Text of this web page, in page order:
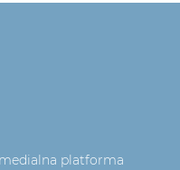
platforma